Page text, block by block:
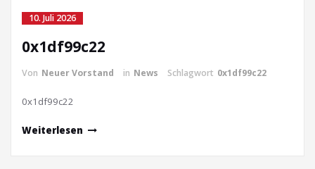
10. Juli 2026
0x1df99c22
Von Neuer Vorstand in News Schlagwort 0x1df99c22
0x1df99c22
Weiterlesen